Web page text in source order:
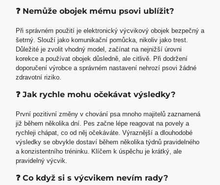
❓ Nemůže obojek mému psovi ublížit?
Při správném použití je elektronický výcvikový obojek bezpečný a
šetrný. Slouží jako komunikační pomůcka, nikoliv jako trest.
Důležité je zvolit vhodný model, začínat na nejnižší úrovni
korekce a používat obojek důsledně, ale citlivě. Při dodržení
doporučení výrobce a správném nastavení nehrozí psovi žádné
zdravotní riziko.
❓ Jak rychle mohu očekávat výsledky?
První pozitivní změny v chování psa mnoho majitelů zaznamená
již během několika dní. Pes začne lépe reagovat na povely a
rychleji chápat, co od něj očekáváte. Výraznější a dlouhodobé
výsledky se obvykle dostaví během několika týdnů pravidelného
a konzistentního tréninku. Klíčem k úspěchu je krátký, ale
pravidelný výcvik.
❓ Co když si s výcvikem nevím rady?